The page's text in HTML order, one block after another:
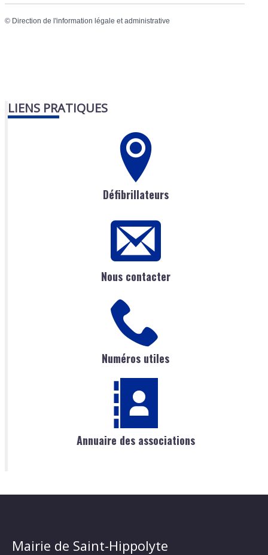
© Direction de l'information légale et administrative
LIENS PRATIQUES
Défibrillateurs
Nous contacter
Numéros utiles
Annuaire des associations
Mairie de Saint-Hippolyte